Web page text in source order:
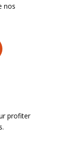
nos
profiter